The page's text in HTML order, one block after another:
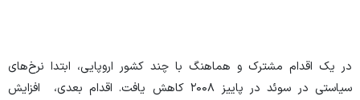
در یک اقدام مشترک و هماهنگ با چند کشور اروپایی، ابتدا نرخ‌های
سیاستی در سوئد در پاییز ۲۰۰۸ کاهش یافت. اقدام بعدی، افزایش